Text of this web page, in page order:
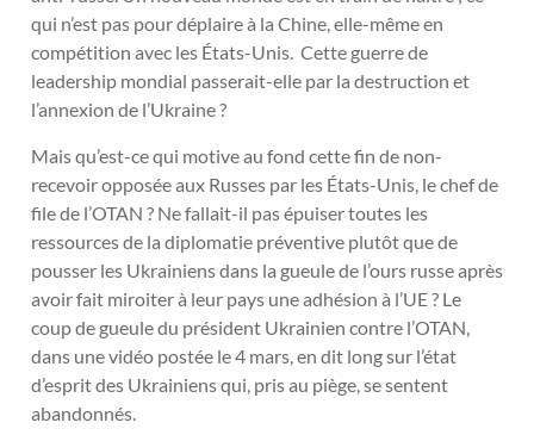
qui n’est pas pour déplaire à la Chine, elle-même en
compétition avec les États-Unis. Cette guerre de
leadership mondial passerait-elle par la destruction et
l’annexion de l’Ukraine ?
Mais qu’est-ce qui motive au fond cette fin de non-
recevoir opposée aux Russes par les États-Unis, le chef de
file de l’OTAN ? Ne fallait-il pas épuiser toutes les
ressources de la diplomatie préventive plutôt que de
pousser les Ukrainiens dans la gueule de l’ours russe après
avoir fait miroiter à leur pays une adhésion à l’UE ? Le
coup de gueule du président Ukrainien contre l’OTAN,
dans une vidéo postée le 4 mars, en dit long sur l’état
d’esprit des Ukrainiens qui, pris au piège, se sentent
abandonnés.